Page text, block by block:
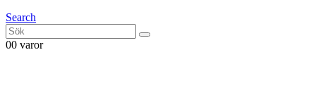
Search
00 varor